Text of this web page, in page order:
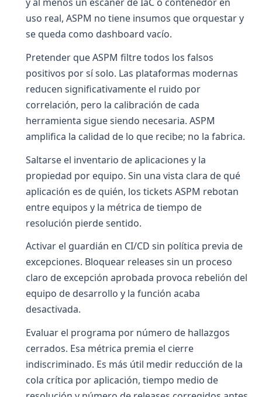
uso real, ASPM no tiene insumos que orquestar y
se queda como dashboard vacío.
Pretender que ASPM filtre todos los falsos
positivos por sí solo. Las plataformas modernas
reducen significativamente el ruido por
correlación, pero la calibración de cada
herramienta sigue siendo necesaria. ASPM
amplifica la calidad de lo que recibe; no la fabrica.
Saltarse el inventario de aplicaciones y la
propiedad por equipo. Sin una vista clara de qué
aplicación es de quién, los tickets ASPM rebotan
entre equipos y la métrica de tiempo de
resolución pierde sentido.
Activar el guardián en CI/CD sin política previa de
excepciones. Bloquear releases sin un proceso
claro de excepción aprobada provoca rebelión del
equipo de desarrollo y la función acaba
desactivada.
Evaluar el programa por número de hallazgos
cerrados. Esa métrica premia el cierre
indiscriminado. Es más útil medir reducción de la
cola crítica por aplicación, tiempo medio de